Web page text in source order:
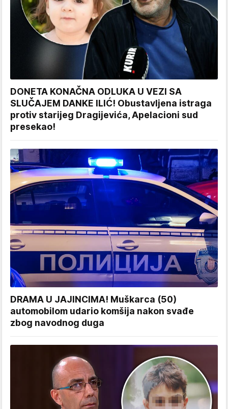
DONETA KONAČNA ODLUKA U VEZI SA
SLUČAJEM DANKE ILIĆ! Obustavljena istraga
protiv starijeg Dragijevića, Apelacioni sud
presekao!
DRAMA U JAJINCIMA! Muškarca (50)
automobilom udario komšija nakon svađe
zbog navodnog duga